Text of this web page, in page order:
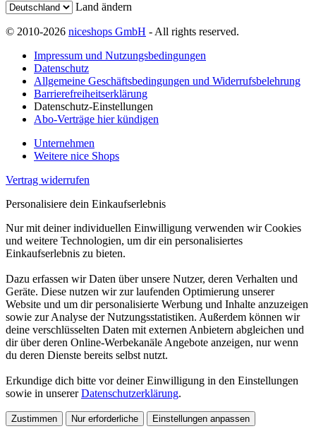
Land ändern
© 2010-2026 niceshops GmbH - All rights reserved.
Impressum und Nutzungsbedingungen
Datenschutz
Allgemeine Geschäftsbedingungen und Widerrufsbelehrung
Barrierefreiheitserklärung
Datenschutz-Einstellungen
Abo-Verträge hier kündigen
Unternehmen
Weitere nice Shops
Vertrag widerrufen
Personalisiere dein Einkaufserlebnis
Nur mit deiner individuellen Einwilligung verwenden wir Cookies
und weitere Technologien, um dir ein personalisiertes
Einkaufserlebnis zu bieten.
Dazu erfassen wir Daten über unsere Nutzer, deren Verhalten und
Geräte. Diese nutzen wir zur laufenden Optimierung unserer
Website und um dir personalisierte Werbung und Inhalte anzuzeigen
sowie zur Analyse der Nutzungsstatistiken. Außerdem können wir
deine verschlüsselten Daten mit externen Anbietern abgleichen und
dir über deren Online-Werbekanäle Angebote anzeigen, nur wenn
du deren Dienste bereits selbst nutzt.
Erkundige dich bitte vor deiner Einwilligung in den Einstellungen
sowie in unsererDatenschutzerklärung.
Zustimmen Nur erforderliche Einstellungen anpassen